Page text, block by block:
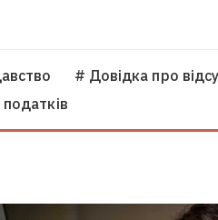
# Довідка про